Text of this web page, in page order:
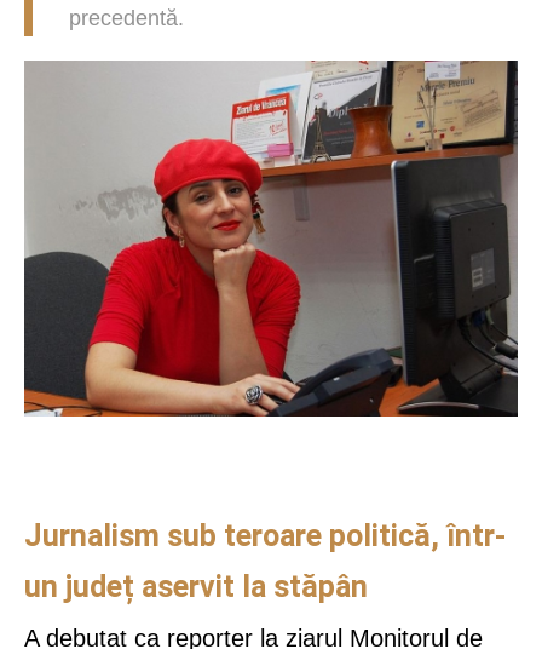
precedentă.
Jurnalism sub teroare politică, într-
un județ aservit la stăpân
A debutat ca reporter la ziarul Monitorul de